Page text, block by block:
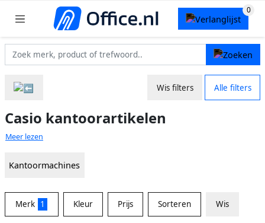
Wis filters Alle filters
Casio kantoorartikelen
Meer lezen
Kantoormachines
Merk 1 Kleur Prijs Sorteren Wis